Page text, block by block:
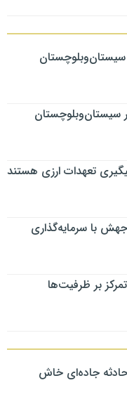
سیستان‌وبلوچستان
تعهدات ارزی هستند
با سرمایه‌گذاری
بر ظرفیت‌ها
جاده‌ای خاش